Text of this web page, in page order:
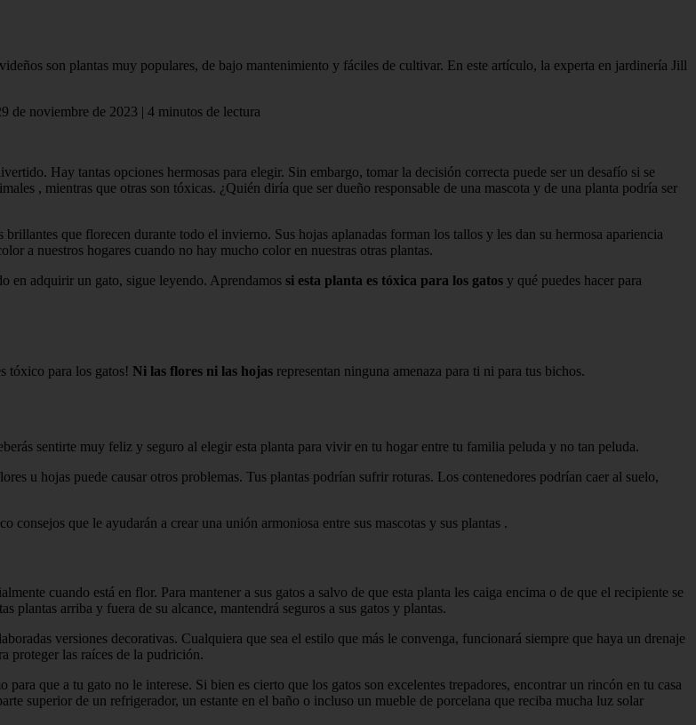
son plantas muy populares, de bajo mantenimiento y fáciles de cultivar. En este artículo, la experta en jardinería Jill
noviembre de 2023 | 4 minutos de lectura
Hay tantas opciones hermosas para elegir. Sin embargo, tomar la decisión correcta puede ser un desafío si se
, mientras que otras son tóxicas. ¿Quién diría que ser dueño responsable de una mascota y de una planta podría ser
que florecen durante todo el invierno. Sus hojas aplanadas forman los tallos y les dan su hermosa apariencia
a nuestros hogares cuando no hay mucho color en nuestras otras plantas.
en adquirir un gato, sigue leyendo. Aprendamos si esta planta es tóxica para los gatos y qué puedes hacer para
tóxico para los gatos! Ni las flores ni las hojas representan ninguna amenaza para ti ni para tus bichos.
sentirte muy feliz y seguro al elegir esta planta para vivir en tu hogar entre tu familia peluda y no tan peluda.
u hojas puede causar otros problemas. Tus plantas podrían sufrir roturas. Los contenedores podrían caer al suelo,
consejos que le ayudarán a crear una unión armoniosa entre sus mascotas y sus plantas .
cuando está en flor. Para mantener a sus gatos a salvo de que esta planta les caiga encima o de que el recipiente se
plantas arriba y fuera de su alcance, mantendrá seguros a sus gatos y plantas.
versiones decorativas. Cualquiera que sea el estilo que más le convenga, funcionará siempre que haya un drenaje
proteger las raíces de la pudrición.
que a tu gato no le interese. Si bien es cierto que los gatos son excelentes trepadores, encontrar un rincón en tu casa
superior de un refrigerador, un estante en el baño o incluso un mueble de porcelana que reciba mucha luz solar